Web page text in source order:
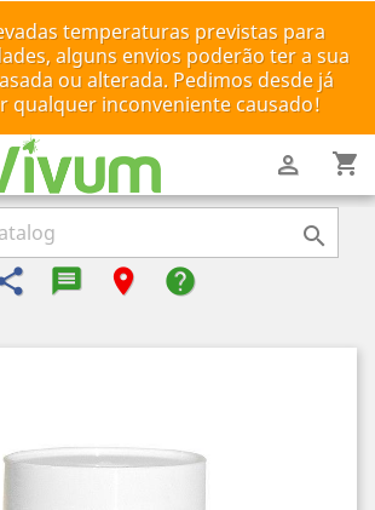
temperaturas previstas para
alguns envios poderão ter a sua
ou alterada. Pedimos desde já
qualquer inconveniente causado!
shopping_cart


message-reply-text
room help